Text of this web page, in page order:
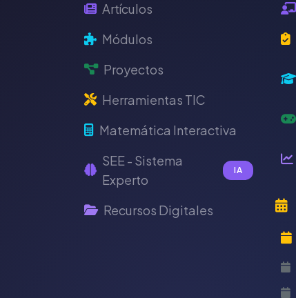
Artículos
Módulos
Proyectos
Herramientas TIC
Matemática Interactiva
SEE - Sistema
Experto
IA
Recursos Digitales